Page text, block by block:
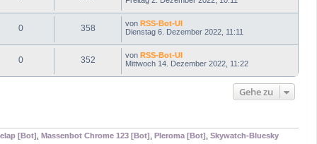
0 358 von RSS-Bot-UI
Dienstag 6. Dezember 2022, 11:11
0 352 von RSS-Bot-UI
Mittwoch 14. Dezember 2022, 11:22
Gehe zu
[Bot] Massenbot Chrome 123 [Bot] Pleroma [Bot]
Skywatch-Bluesky